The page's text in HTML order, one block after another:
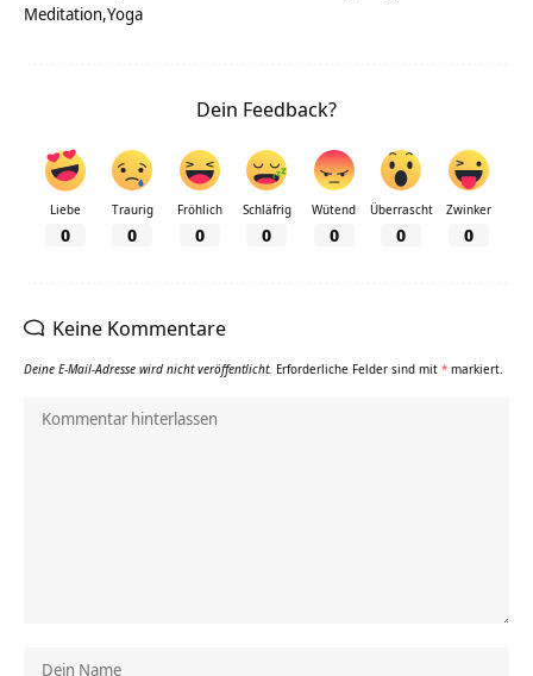
Meditation Yoga
Dein Feedback?
Liebe
0
Traurig
0
Fröhlich
0
Schläfrig
0
Wütend
0
Überrascht
0
Zwinker
0
Keine Kommentare
Deine E-Mail-Adresse wird nicht veröffentlicht. Erforderliche Felder sind mit * markiert.